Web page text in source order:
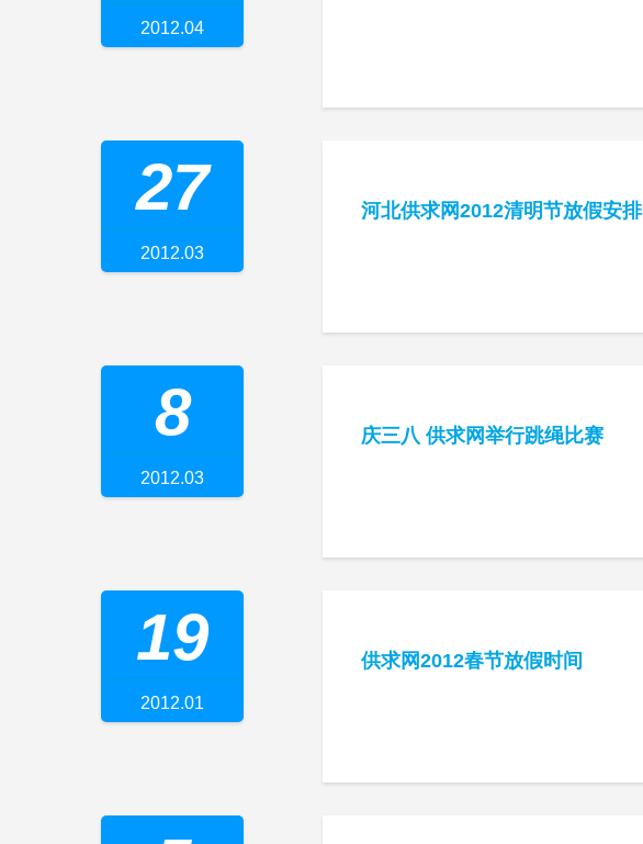
2012.04
河北供求网2012清明节放假安排
27
2012.03
庆三八 供求网举行跳绳比赛
8
2012.03
供求网2012春节放假时间
19
2012.01